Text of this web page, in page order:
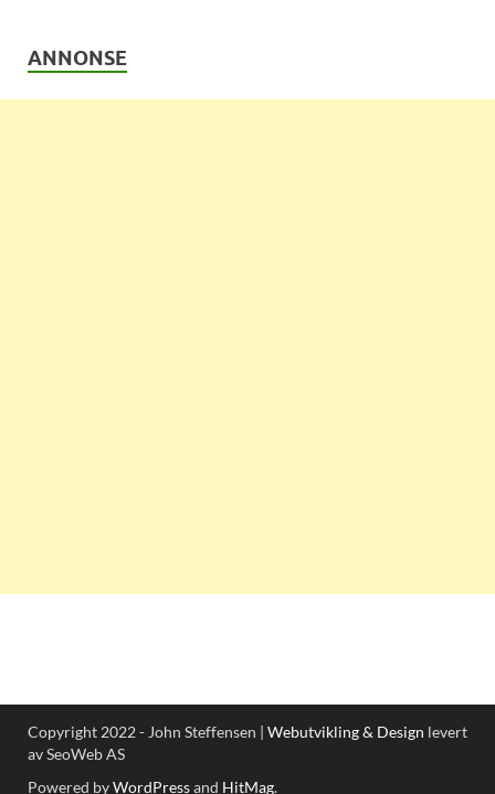
ANNONSE
Copyright 2022 - John Steffensen | Webutvikling & Design levert
av SeoWeb AS
Powered byWordPressand HitMag.